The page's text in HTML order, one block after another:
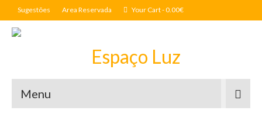
Sugestões Area Reservada Your Cart-0.00€
Menu